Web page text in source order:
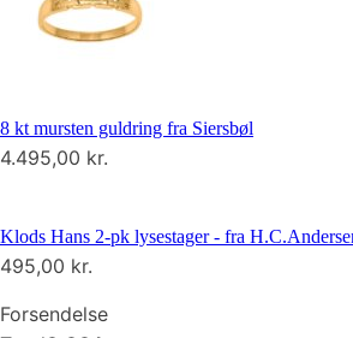
8 kt mursten guldring fra Siersbøl
4.495,00 kr.
Klods Hans 2-pk lysestager - fra
495,00 kr.
Forsendelse